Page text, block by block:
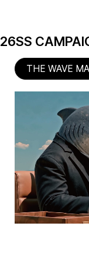
26SS
THE WAVE